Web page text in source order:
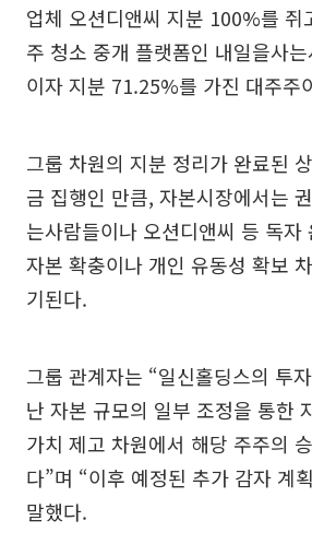
업체 오션디앤씨 지분 100%를 쥐
주 청소 중개 플랫폼인 내일을사
이자 지분 71.25%를 가진 대주주
그룹 차원의 지분 정리가 완료된
금 집행인 만큼, 자본시장에서는
는사람들이나 오션디앤씨 등 독자
자본 확충이나 개인 유동성 확보
기된다.
그룹 관계자는 “일신홀딩스의 투
난 자본 규모의 일부 조정을 통한
가치 제고 차원에서 해당 주주의
다”며 “이후 예정된 추가 감자 계
말했다.